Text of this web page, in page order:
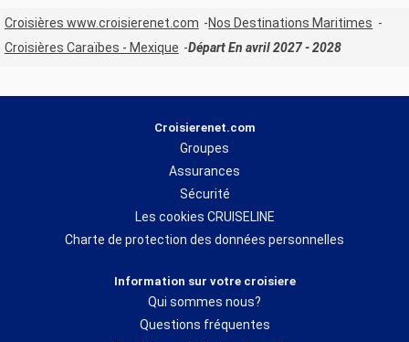
Croisières www.croisierenet.com
Nos Destinations Maritimes
Croisières Caraïbes - Mexique
Départ En avril 2027 - 2028
Croisierenet.com
Groupes
Assurances
Sécurité
Les cookies CRUISELINE
Charte de protection des données personnelles
Information sur votre croisiere
Qui sommes nous?
Questions fréquentes